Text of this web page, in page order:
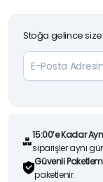
Stoğa gelince
15:00’e Kadar
siparişler aynı
Güvenli
paketlenir.